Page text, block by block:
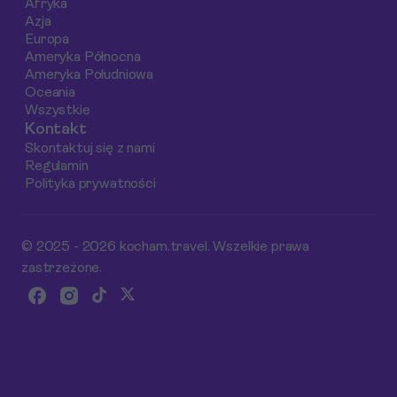
zgiełku miasta.
Afryka
Azja
Europa
Ameryka Północna
Ameryka Południowa
Oceania
Wszystkie
Kontakt
Skontaktuj się z nami
Regulamin
Polityka prywatności
© 2025 - 2026 kocham.travel. Wszelkie prawa
zastrzeżone.